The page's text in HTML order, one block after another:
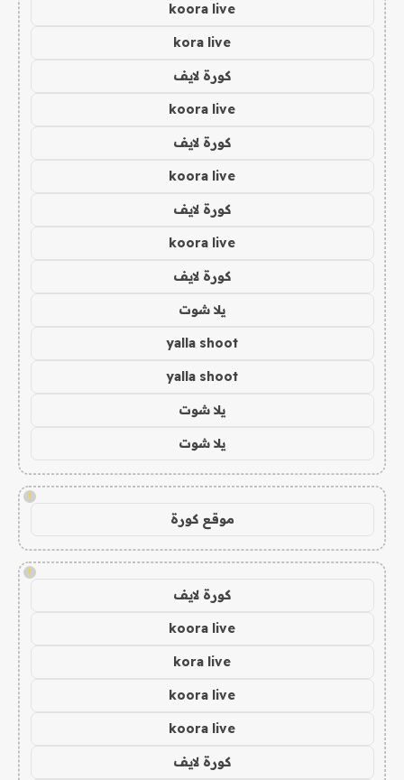
koora live
kora live
كورة لايف
koora live
كورة لايف
koora live
كورة لايف
koora live
كورة لايف
يلا شوت
yalla shoot
yalla shoot
يلا شوت
يلا شوت
!
موقع كورة
!
كورة لايف
koora live
kora live
koora live
koora live
كورة لايف